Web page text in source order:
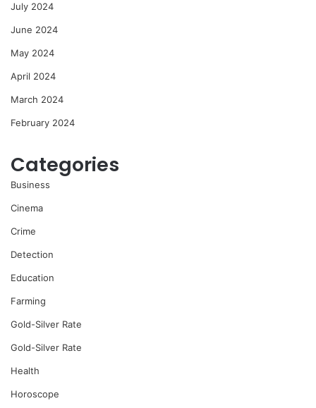
July 2024
June 2024
May 2024
April 2024
March 2024
February 2024
Categories
Business
Cinema
Crime
Detection
Education
Farming
Gold-Silver Rate
Gold-Silver Rate
Health
Horoscope